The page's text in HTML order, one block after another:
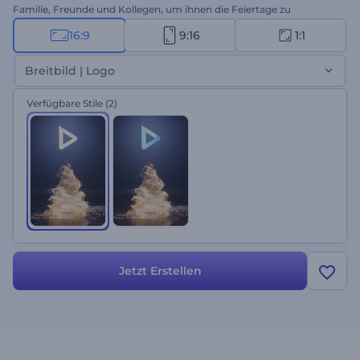
Familie, Freunde und Kollegen, um ihnen die Feiertage zu
verschönern und zu versüßen. Geben Sie Ihre herzerwärmenden
Texte ein, laden Sie Ihr Logo hoch, und fügen Sie festliche
Hintergrundmusik hinzu, um eine einzigartige Videobotschaft für
die Feiertage zu erstellen. Perfekt geeignet für
Weihnachtseinführungen, Videogrüße, Einladungen zu
Weihnachtsfeiern und viele weitere Projekte. Probieren Sie es jetzt
aus!
16:9 9:16 1:1
Breitbild | Logo
Verfügbare Stile (2)
Jetzt Erstellen